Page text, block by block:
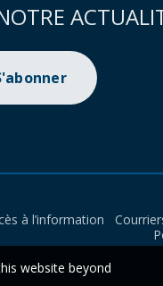
à l’information
website beyond